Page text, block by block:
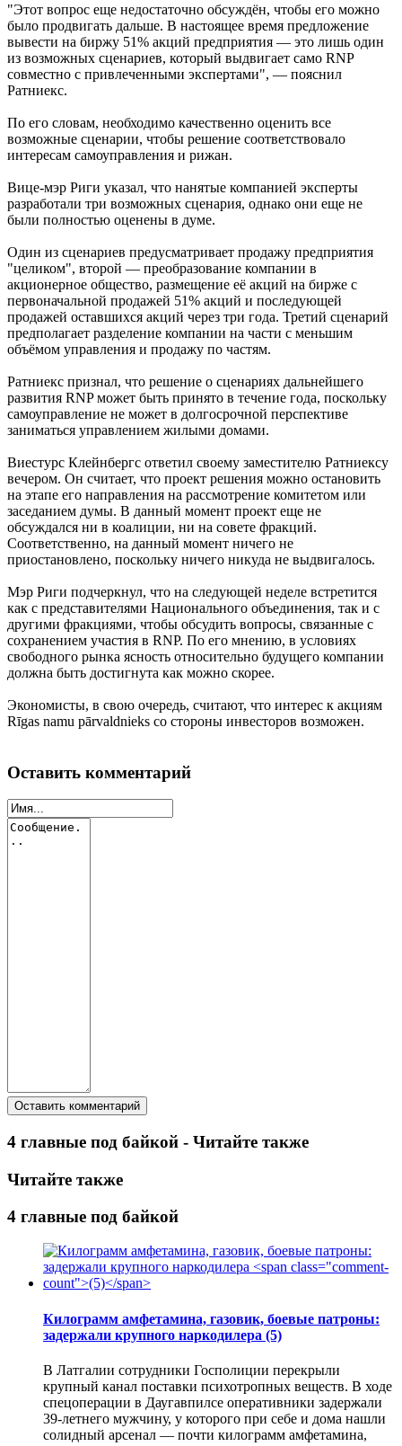
"Этот вопрос еще недостаточно обсуждён, чтобы его можно
было продвигать дальше. В настоящее время предложение
вывести на биржу 51% акций предприятия — это лишь один
из возможных сценариев, который выдвигает само RNP
совместно с привлеченными экспертами", — пояснил
Ратниекс.
По его словам, необходимо качественно оценить все
возможные сценарии, чтобы решение соответствовало
интересам самоуправления и рижан.
Вице-мэр Риги указал, что нанятые компанией эксперты
разработали три возможных сценария, однако они еще не
были полностью оценены в думе.
Один из сценариев предусматривает продажу предприятия
"целиком", второй — преобразование компании в
акционерное общество, размещение её акций на бирже с
первоначальной продажей 51% акций и последующей
продажей оставшихся акций через три года. Третий сценарий
предполагает разделение компании на части с меньшим
объёмом управления и продажу по частям.
Ратниекс признал, что решение о сценариях дальнейшего
развития RNP может быть принято в течение года, поскольку
самоуправление не может в долгосрочной перспективе
заниматься управлением жилыми домами.
Виестурс Клейнбергс ответил своему заместителю Ратниексу
вечером. Он считает, что проект решения можно остановить
на этапе его направления на рассмотрение комитетом или
заседанием думы. В данный момент проект еще не
обсуждался ни в коалиции, ни на совете фракций.
Соответственно, на данный момент ничего не
приостановлено, поскольку ничего никуда не выдвигалось.
Мэр Риги подчеркнул, что на следующей неделе встретится
как с представителями Национального объединения, так и с
другими фракциями, чтобы обсудить вопросы, связанные с
сохранением участия в RNP. По его мнению, в условиях
свободного рынка ясность относительно будущего компании
должна быть достигнута как можно скорее.
Экономисты, в свою очередь, считают, что интерес к акциям
Rīgas namu pārvaldnieks со стороны инвесторов возможен.
Оставить комментарий
4 главные под байкой - Читайте также
Читайте также
4 главные под байкой
Килограмм амфетамина, газовик, боевые патроны:
задержали крупного наркодилера (5)
В Латгалии сотрудники Госполиции перекрыли
крупный канал поставки психотропных веществ. В ходе
спецоперации в Даугавпилсе оперативники задержали
39-летнего мужчину, у которого при себе и дома нашли
солидный арсенал — почти килограмм амфетамина,